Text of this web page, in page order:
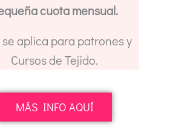
cuota mensual.
se aplica para patrones y
Cursos de Tejido.
MÁS INFO AQUÍ